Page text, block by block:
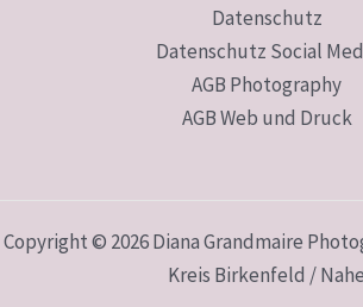
Datenschutz
Datenschutz Social
AGB Photography
AGB Web und Druck
Copyright © 2026 Diana Grandmaire
Kreis Birkenfeld / Nahe